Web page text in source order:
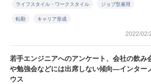
ライフスタイル・ワークスタイル ジョブ型雇用
転勤 キャリア形成
2022/02/
若手エンジニアへのアンケート、会社の飲み
や勉強会などには出席しない傾向―インター
ウス